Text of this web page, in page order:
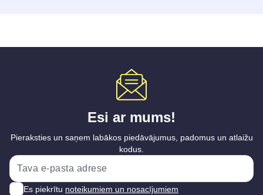
Esi ar mums!
Pieraksties un saņem labākos piedāvājumus, padomus un atlaižu
kodus.
Es piekrītu noteikumiem un nosacījumiem